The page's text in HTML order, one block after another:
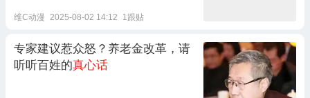
维C动漫 2025-08-02 14:12 1跟贴
专家建议惹众怒？养老金改革，请
听听百姓的真心话